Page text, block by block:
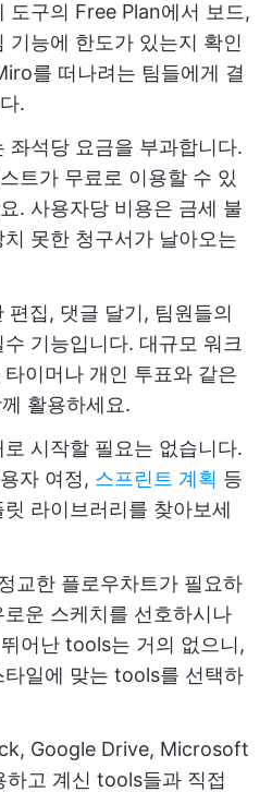
도구의 Free Plan에서 보드,
기능에 한도가 있는지 확인
를 떠나려는 팀들에게 결
.
좌석당 요금을 부과합니다.
트가 무료로 이용할 수 있
. 사용자당 비용은 금세 불
못한 청구서가 날아오는
편집, 댓글 달기, 팀원들의
기능입니다. 대규모 워크
이머나 개인 투표와 같은
활용하세요.
시작할 필요는 없습니다.
자 여정, 스프린트 계획 등
라이브러리를 찾아보세
교한 플로우차트가 필요하
운 스케치를 선호하시나
어난 tools는 거의 없으니,
타일에 맞는 tools를 선택하
Google Drive, Microsoft
고 계신 tools들과 직접